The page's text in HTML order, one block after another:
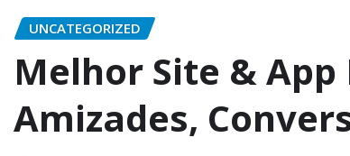
UNCATEGORIZED
Melhor Site &
Amizades,